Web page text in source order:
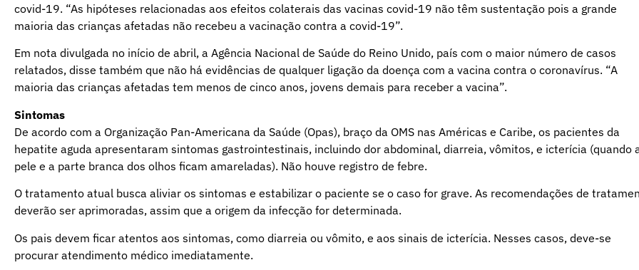
covid-19. “As hipóteses relacionadas aos efeitos colaterais das vacinas covid-19 não têm sustentação pois a grande
maioria das crianças afetadas não recebeu a vacinação contra a covid-19”.
Em nota divulgada no início de abril, a Agência Nacional de Saúde do Reino Unido, país com o maior número de casos
relatados, disse também que não há evidências de qualquer ligação da doença com a vacina contra o coronavírus. “A
maioria das crianças afetadas tem menos de cinco anos, jovens demais para receber a vacina”.
Sintomas
De acordo com a Organização Pan-Americana da Saúde (Opas), braço da OMS nas Américas e Caribe, os pacientes da
hepatite aguda apresentaram sintomas gastrointestinais, incluindo dor abdominal, diarreia, vômitos, e icterícia (quando
pele e a parte branca dos olhos ficam amareladas). Não houve registro de febre.
O tratamento atual busca aliviar os sintomas e estabilizar o paciente se o caso for grave. As recomendações de
deverão ser aprimoradas, assim que a origem da infecção for determinada.
Os pais devem ficar atentos aos sintomas, como diarreia ou vômito, e aos sinais de icterícia. Nesses casos, deve-se
procurar atendimento médico imediatamente.